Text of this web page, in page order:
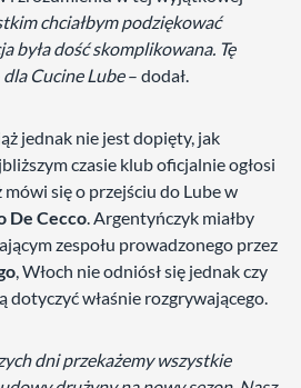
chciałbym podziękować
była dość skomplikowana. Tę
dla Cucine Lube– dodał.
jednak nie jest dopięty, jak
czasie klub oficjalnie ogłosi
się o przejściu do Lube w
De Cecco. Argentyńczyk miałby
zespołu prowadzonego przez
, Włoch nie odniósł się jednak czy
dotyczyć właśnie rozgrywającego.
dni przekażemy wszystkie